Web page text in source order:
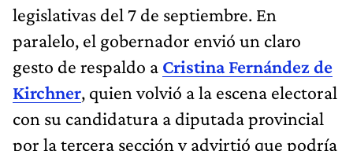
legislativas del 7 de septiembre. En
paralelo, el gobernador envió un claro
gesto de respaldo a Cristina Fernández de
Kirchner, quien volvió a la escena electoral
con su candidatura a diputada provincial
por la tercera sección y advirtió que podría